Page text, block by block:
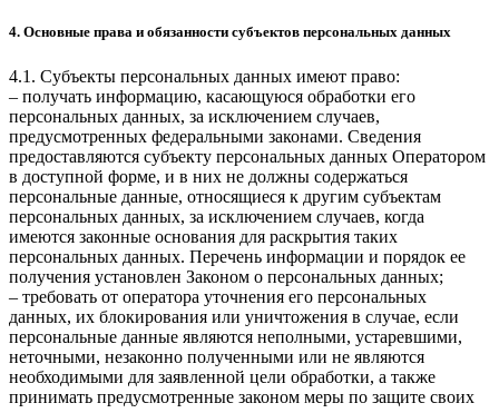
4. Основные права и обязанности субъектов персональных данных
4.1. Субъекты персональных данных имеют право:
– получать информацию, касающуюся обработки его
персональных данных, за исключением случаев,
предусмотренных федеральными законами. Сведения
предоставляются субъекту персональных данных Оператором
в доступной форме, и в них не должны содержаться
персональные данные, относящиеся к другим субъектам
персональных данных, за исключением случаев, когда
имеются законные основания для раскрытия таких
персональных данных. Перечень информации и порядок ее
получения установлен Законом о персональных данных;
– требовать от оператора уточнения его персональных
данных, их блокирования или уничтожения в случае, если
персональные данные являются неполными, устаревшими,
неточными, незаконно полученными или не являются
необходимыми для заявленной цели обработки, а также
принимать предусмотренные законом меры по защите своих